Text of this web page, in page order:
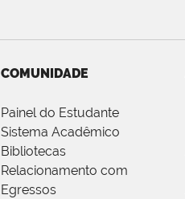
COMUNIDADE
Painel do Estudante
Sistema Acadêmico
Bibliotecas
Relacionamento com
Egressos